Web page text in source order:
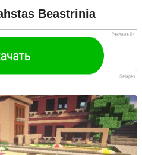
Beastrinia